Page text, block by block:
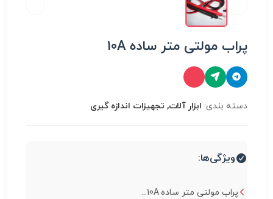
پراب مولتی متر ساده 10A
دسته بندی: ابزار آلات, تجهیزات اندازه گیری
ویژگی‌ها:
پراب مولتی متر ساده 10A...